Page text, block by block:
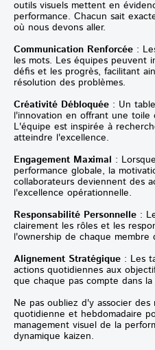
outils visuels mettent en
performance. Chacun sait
où nous devons aller.
Communication Renforcée :
les mots. Les équipes peuvent
défis et les progrès, facilitant
résolution des problèmes.
Créativité Débloquée : Un
l'innovation en offrant une toile
L'équipe est inspirée à
atteindre l'excellence.
Engagement Maximal :
performance globale, la
collaborateurs deviennent des
l'excellence opérationnelle.
Responsabilité Personnelle :
clairement les rôles et les
l'ownership de chaque membre
Alignement Stratégique : Les
actions quotidiennes aux
que chaque pas compte dans
Ne pas oubliez d'y associer
quotidienne et hebdomadaire
management visuel de la
dynamique kaizen.